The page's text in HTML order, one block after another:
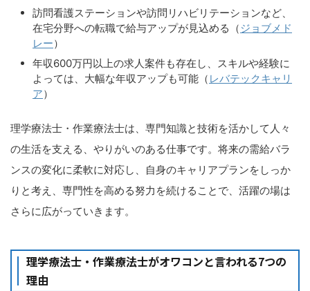
訪問看護ステーションや訪問リハビリテーションなど、
在宅分野への転職で給与アップが見込める（ ジョブメド
レー）
年収600万円以上の求人案件も存在し、スキルや経験に
よっては、大幅な年収アップも可能（ レバテックキャリ
ア）
理学療法士・作業療法士は、専門知識と技術を活かして人々
の生活を支える、やりがいのある仕事です。将来の需給バラ
ンスの変化に柔軟に対応し、自身のキャリアプランをしっか
りと考え、専門性を高める努力を続けることで、活躍の場は
さらに広がっていきます。
理学療法士・作業療法士がオワコンと言われる7つの
理由